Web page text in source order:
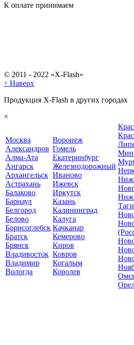
К оплате принимаем
© 2011 - 2022 «X-Flash»
↑ Наверх
Продукция X-Flash в других городах
×
Москва
Александров
Алма-Ата
Ангарск
Архангельск
Астрахань
Балаково
Барнаул
Белгород
Белово
Борисоглебск
Братск
Брянск
Владивосток
Владимир
Вологда
Воронеж
Гомель
Екатеринбург
Железнодорожный
Иваново
Ижевск
Иркутск
Казань
Калининград
Калуга
Качканар
Кемерово
Киров
Ковров
Когалым
Королев